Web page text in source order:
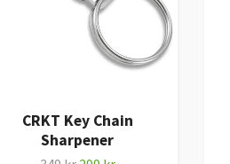
CRKT Key Chain
Sharpener